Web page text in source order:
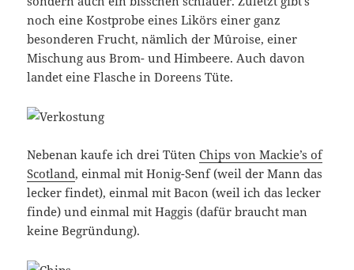
noch eine Kostprobe eines Likörs einer ganz
besonderen Frucht, nämlich der Mûroise, einer
Mischung aus Brom- und Himbeere. Auch davon
landet eine Flasche in Doreens Tüte.
Nebenan kaufe ich drei TütenChips von Mackie’s of
Scotland, einmal mit Honig-Senf (weil der Mann das
lecker findet), einmal mit Bacon (weil ich das lecker
finde) und einmal mit Haggis (dafür braucht man
keine Begründung).